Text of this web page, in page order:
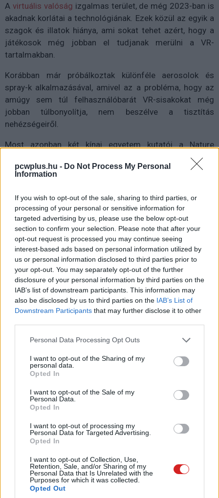
pcwplus.hu - Do Not Process My Personal
Information
If you wish to opt-out of the sale, sharing to third parties, or
processing of your personal or sensitive information for
targeted advertising by us, please use the below opt-out
section to confirm your selection. Please note that after your
opt-out request is processed you may continue seeing
interest-based ads based on personal information utilized by
us or personal information disclosed to third parties prior to
your opt-out. You may separately opt-out of the further
disclosure of your personal information by third parties on the
IAB’s list of downstream participants. This information may
also be disclosed by us to third parties on the IAB’s List of
Downstream Participants that may further disclose it to other
Please note that this website/app uses one or more Google
not limited to your visit or usage behaviour. You may click to
grant or deny consent to Google and its third-party tags to
use your data for below specified purposes in below Google
consent section.
Personal Data Processing Opt Outs
I want to opt-out of the Sharing of my
personal data.
Opted In
I want to opt-out of the Sale of my
Personal Data.
Opted In
I want to opt-out of processing my
Personal Data for Targeted Advertising.
Opted In
I want to opt-out of Collection, Use,
Retention, Sale, and/or Sharing of my
Personal Data that Is Unrelated with the
Purposes for which it was collected.
Opted Out
A virtuális valóság izgalmas terület, de még 2023-ban is
akadnak korlátai a technológiának. Ezek közül az egyik a
szagok és illatok hiánya, ami sokat tehet azért, hogy a
játékosok még jobban el tudjanak merülni a VR-
tartalmakban.
Korábban már próbálkoztak különféle aerosolok és
spray-k alkalmazásával, amivel az a probléma, hogy az
amúgy sem túl felhasználóbarát VR-sisakokat még
jobban túlbonyolítja, nem beszélve a tisztítás
nehézségeiről.
Most azonban két kínai egyetem kutatói a Nature
Communications tudományos folyóiratban tették közzé
azt a két ötletüket, amelyek segítségével egyszerűbben
technológiákba.
Az első megoldás egy különleges tapasz, amelyet az
orrunk alá kell illeszteni, a másik pedig egy speciális
arcmaszk. A működési elvük csaknem azonos: egy
hőmérséklet érzékelő szenzor bekapcsol egy apró
melegítő egységet, amely egy illatanyagokkal átitatott
paraffin-betétet kezd el melegíteni.
kétféle, a maszkban viszont már kilenc különböző
változat. Ha a virtuális valóságban"elmúlik" az adott
szag vagy illat, mágneses indukciós tekercsek